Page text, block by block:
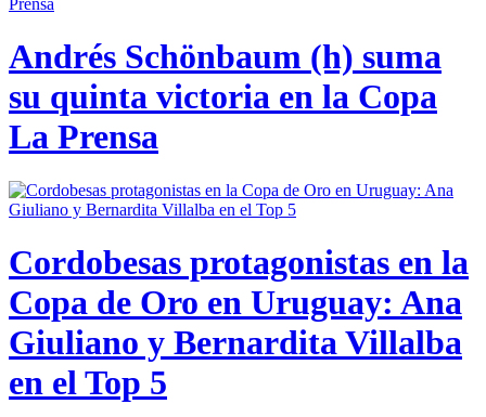
Andrés Schönbaum (h) suma
su quinta victoria en la Copa
La Prensa
Cordobesas protagonistas en la
Copa de Oro en Uruguay: Ana
Giuliano y Bernardita Villalba
en el Top 5